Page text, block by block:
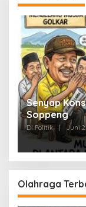
Senyap
Soppeng
Di Politik | Juni
Olahraga